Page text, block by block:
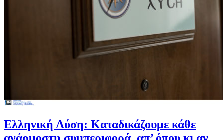
Ελληνική Λύση: Καταδικάζουμε κάθε
ανάρμοστη συμπεριφορά, απ’ όπου κι αν